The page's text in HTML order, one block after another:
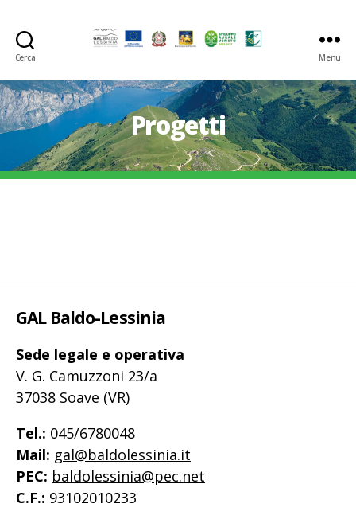
Cerca
Baldo-
Lessina
Menu
Progetti
GAL Baldo-Lessinia
Sede legale e operativa
V. G. Camuzzoni 23/a
37038 Soave (VR)
Tel.: 045/6780048
Mail: gal@baldolessinia.it
PEC: baldolessinia@pec.net
C.F.: 93102010233